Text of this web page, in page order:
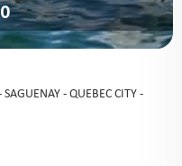
- QUEBEC CITY -